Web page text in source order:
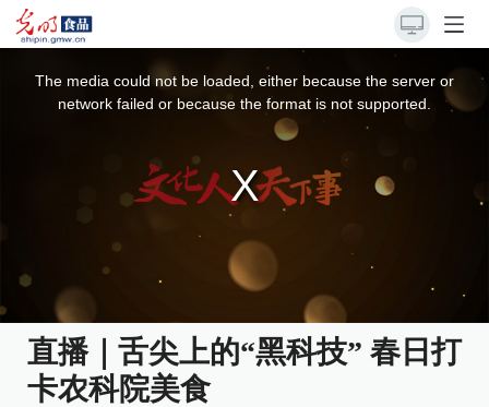
The media could not be loaded, either because the server or
network failed or because the format is not supported.
直播｜舌尖上的“黑科技” 春日打
卡农科院美食